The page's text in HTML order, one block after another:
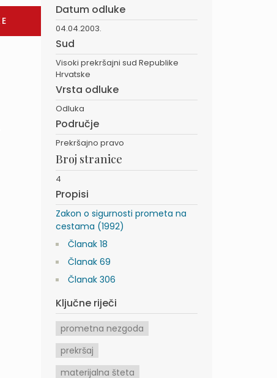
Datum odluke
04.04.2003.
Sud
Visoki prekršajni sud Republike
Hrvatske
Vrsta odluke
Odluka
Područje
Prekršajno pravo
Broj stranice
4
Propisi
Zakon o sigurnosti prometa na
cestama (1992)
Članak 18
Članak 69
Članak 306
Ključne riječi
prometna nezgoda
prekršaj
materijalna šteta